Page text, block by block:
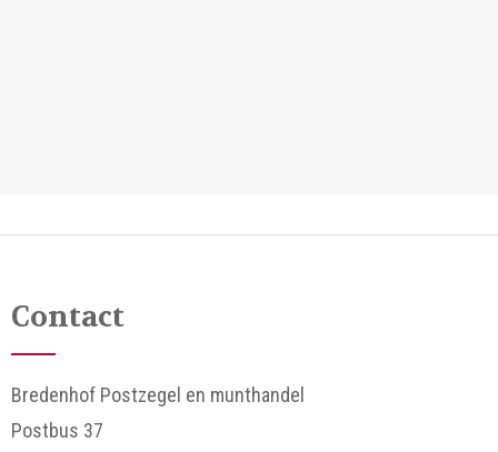
Contact
Bredenhof Postzegel en munthandel
Postbus 37